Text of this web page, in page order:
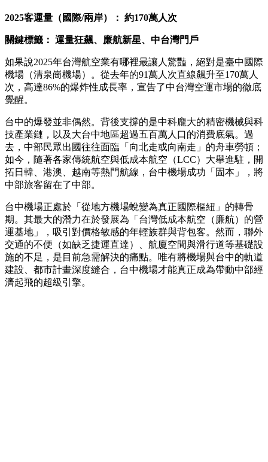
2025客運量（國際/兩岸）： 約170萬人次
關鍵標籤： 運量狂飆、廉航新星、中台灣門戶
如果說2025年台灣航空業有哪裡最讓人驚豔，絕對是臺中國際
機場（清泉崗機場）。從去年的91萬人次直線飆升至170萬人
次，高達86%的爆炸性成長率，宣告了中台灣空運市場的徹底
覺醒。
台中的爆發並非偶然。背後支撐的是中科龐大的精密機械與科
技產業鏈，以及大台中地區超過五百萬人口的消費底氣。過
去，中部民眾出國往往面臨「向北走或向南走」的舟車勞頓；
如今，隨著各家傳統航空與低成本航空（LCC）大舉進駐，開
拓日韓、港澳、越南等熱門航線，台中機場成功「固本」，將
中部旅客留在了中部。
台中機場正處於「從地方機場蛻變為真正國際樞紐」的轉骨
期。其最大的潛力在於發展為「台灣低成本航空（廉航）的營
運基地」，吸引對價格敏感的年輕族群與背包客。然而，聯外
交通的不便（如缺乏捷運直達）、航廈空間與滑行道等基礎設
施的不足，是目前急需解決的痛點。唯有將機場與台中的軌道
建設、都市計畫深度縫合，台中機場才能真正成為帶動中部經
濟起飛的超級引擎。